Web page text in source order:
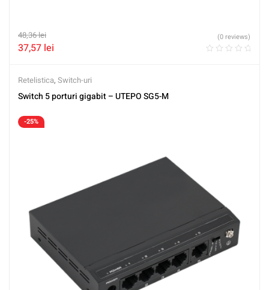
48,36lei
37,57 lei
(0 reviews)
Retelistica, Switch-uri
Switch 5 porturi gigabit – UTEPO SG5-M
-25%